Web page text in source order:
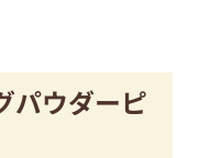
パウダーピ